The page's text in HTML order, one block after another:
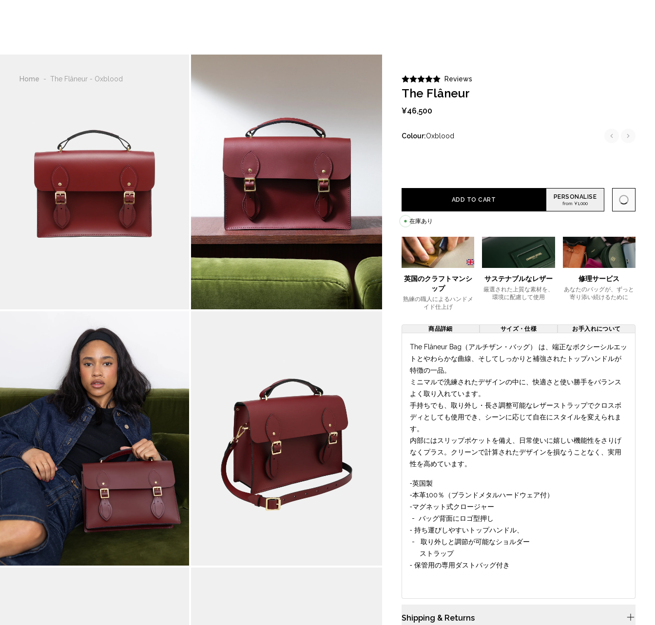
Home - The Flâneur - Oxblood Reviews
The Flâneur
¥46,500
Colour:Oxblood
ADD TO CART PERSONALISE
from ¥1,000
在庫あり
英国のクラフトマンシ
ップ
熟練の職人によるハンドメ
イド仕上げ
サステナブルなレザー
厳選された上質な素材を、
環境に配慮して使用
修理サービス
あなたのバッグが、ずっと
寄り添い続けるために
商品詳細 サイズ・仕様 お手入れについて
The Flâneur Bag（アルチザン・バッグ） は、端正なボクシーシルエッ
トとやわらかな曲線、そしてしっかりと補強されたトップハンドルが
特徴の一品。
ミニマルで洗練されたデザインの中に、快適さと使い勝手をバランス
よく取り入れています。
手持ちでも、取り外し・長さ調整可能なレザーストラップでクロスボ
ディとしても使用でき、シーンに応じて自在にスタイルを変えられま
す。
内部にはスリップポケットを備え、日常使いに嬉しい機能性をさりげ
なくプラス。クリーンで計算されたデザインを損なうことなく、実用
性を高めています。
‐英国製
‐本革100％（ブランドメタルハードウェア付）
‐マグネット式クロージャー
- バッグ背面にロゴ型押し
‐ 持ち運びしやすいトップハンドル、
- 取り外しと調節が可能なショルダー
ストラップ
‐ 保管用の専用ダストバッグ付き
Shipping & Returns